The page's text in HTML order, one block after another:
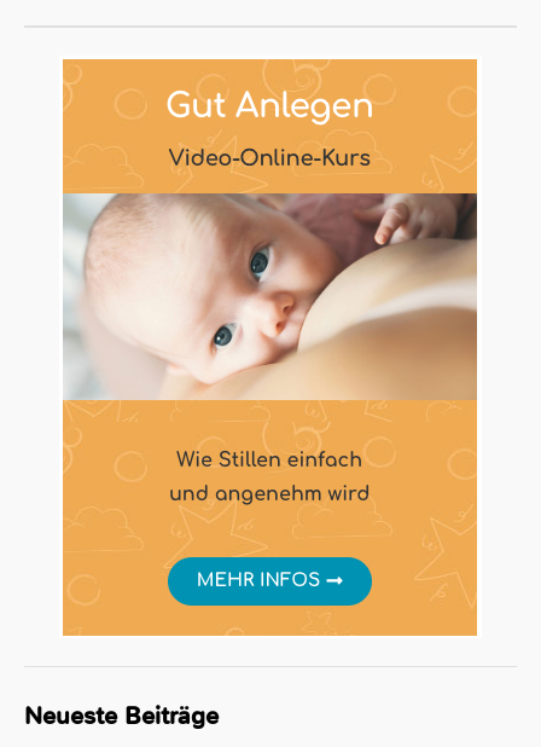
Neueste Beiträge